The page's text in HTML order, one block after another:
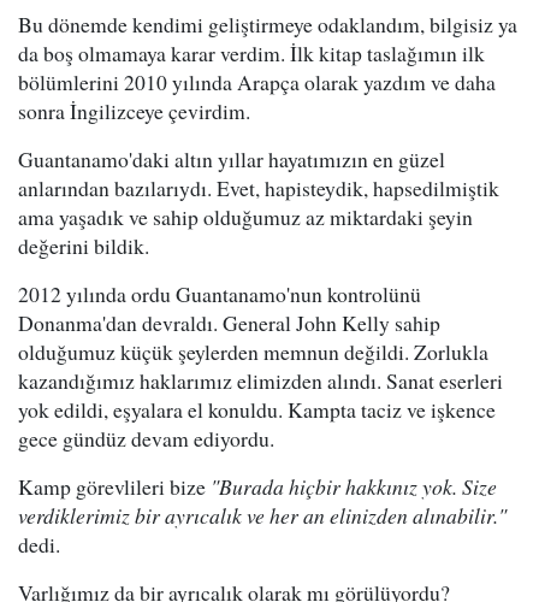
Bu dönemde kendimi geliştirmeye odaklandım, bilgisiz ya
da boş olmamaya karar verdim. İlk kitap taslağımın ilk
bölümlerini 2010 yılında Arapça olarak yazdım ve daha
sonra İngilizceye çevirdim.
Guantanamo'daki altın yıllar hayatımızın en güzel
anlarından bazılarıydı. Evet, hapisteydik, hapsedilmiştik
ama yaşadık ve sahip olduğumuz az miktardaki şeyin
değerini bildik.
2012 yılında ordu Guantanamo'nun kontrolünü
Donanma'dan devraldı. General John Kelly sahip
olduğumuz küçük şeylerden memnun değildi. Zorlukla
kazandığımız haklarımız elimizden alındı. Sanat eserleri
yok edildi, eşyalara el konuldu. Kampta taciz ve işkence
gece gündüz devam ediyordu.
Kamp görevlileri bize "Burada hiçbir hakkınız yok. Size
verdiklerimiz bir ayrıcalık ve her an elinizden alınabilir."
dedi.
Varlığımız da bir ayrıcalık olarak mı görülüyordu?